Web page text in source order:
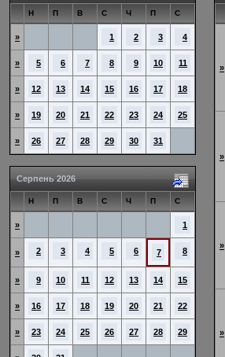
Н П В С Ч П С
» 1 2 3 4
» 5 6 7 8 9 10 11
» 12 13 14 15 16 17 18
» 19 20 21 22 23 24 25
» 26 27 28 29 30 31
Серпень 2026
Н П В С Ч П С
» 1
» 2 3 4 5 6 7 8
» 9 10 11 12 13 14 15
» 16 17 18 19 20 21 22
» 23 24 25 26 27 28 29
»
»
»
»